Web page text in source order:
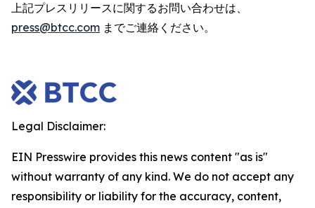
上記プレスリリースに関するお問い合わせは、
press@btcc.com までご連絡ください。
Legal Disclaimer:
EIN Presswire provides this news content "as is"
without warranty of any kind. We do not accept any
responsibility or liability for the accuracy, content,